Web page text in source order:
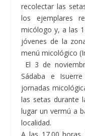
recolectar las
los ejemplares
micólogo y, a las
jóvenes de la
menú micológico
El 3 de
Sádaba e
jornadas
las setas durante
lugar un vermú a
localidad.